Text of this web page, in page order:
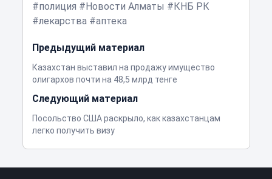
полиция
Новости Алматы
КНБ РК
лекарства
аптека
Предыдущий материал
Казахстан выставил на продажу имущество
олигархов почти на 48,5 млрд тенге
Следующий материал
Посольство США раскрыло, как казахстанцам
легко получить визу